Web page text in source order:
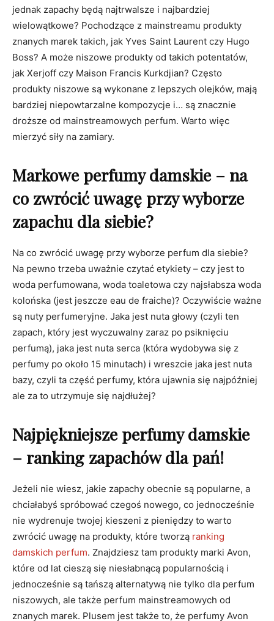
jednak zapachy będą najtrwalsze i najbardziej
wielowątkowe? Pochodzące z mainstreamu produkty
znanych marek takich, jak Yves Saint Laurent czy Hugo
Boss? A może niszowe produkty od takich potentatów,
jak Xerjoff czy Maison Francis Kurkdjian? Często
produkty niszowe są wykonane z lepszych olejków, mają
bardziej niepowtarzalne kompozycje i… są znacznie
droższe od mainstreamowych perfum. Warto więc
mierzyć siły na zamiary.
Markowe perfumy damskie – na
co zwrócić uwagę przy wyborze
zapachu dla siebie?
Na co zwrócić uwagę przy wyborze perfum dla siebie?
Na pewno trzeba uważnie czytać etykiety – czy jest to
woda perfumowana, woda toaletowa czy najsłabsza woda
kolońska (jest jeszcze eau de fraiche)? Oczywiście ważne
są nuty perfumeryjne. Jaka jest nuta głowy (czyli ten
zapach, który jest wyczuwalny zaraz po psiknięciu
perfumą), jaka jest nuta serca (która wydobywa się z
perfumy po około 15 minutach) i wreszcie jaka jest nuta
bazy, czyli ta część perfumy, która ujawnia się najpóźniej
ale za to utrzymuje się najdłużej?
Najpiękniejsze perfumy damskie
– ranking zapachów dla pań!
Jeżeli nie wiesz, jakie zapachy obecnie są popularne, a
chciałabyś spróbować czegoś nowego, co jednocześnie
nie wydrenuje twojej kieszeni z pieniędzy to warto
zwrócić uwagę na produkty, które tworzą ranking
damskich perfum. Znajdziesz tam produkty marki Avon,
które od lat cieszą się niesłabnącą popularnością i
jednocześnie są tańszą alternatywą nie tylko dla perfum
niszowych, ale także perfum mainstreamowych od
znanych marek. Plusem jest także to, że perfumy Avon